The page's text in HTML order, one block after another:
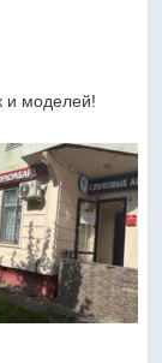
и моделей!